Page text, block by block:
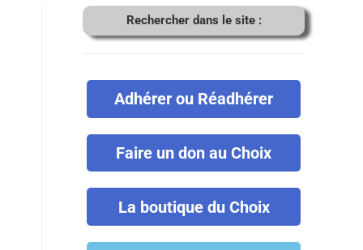
Rechercher dans le site :
Adhérer ou Réadhérer
Faire un don au Choix
La boutique du Choix